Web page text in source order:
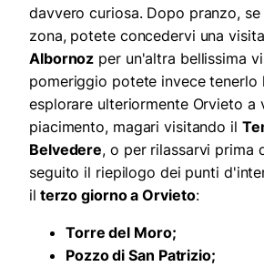
davvero curiosa. Dopo pranzo,
zona, potete concedervi una
Albornoz per un'altra bellissima
pomeriggio potete invece tenerlo
esplorare ulteriormente Orvieto a
piacimento, magari visitando il
Belvedere, o per rilassarvi prima
seguito il riepilogo dei punti
il terzo giorno a Orvieto:
Torre del Moro;
Pozzo di San Patrizio;